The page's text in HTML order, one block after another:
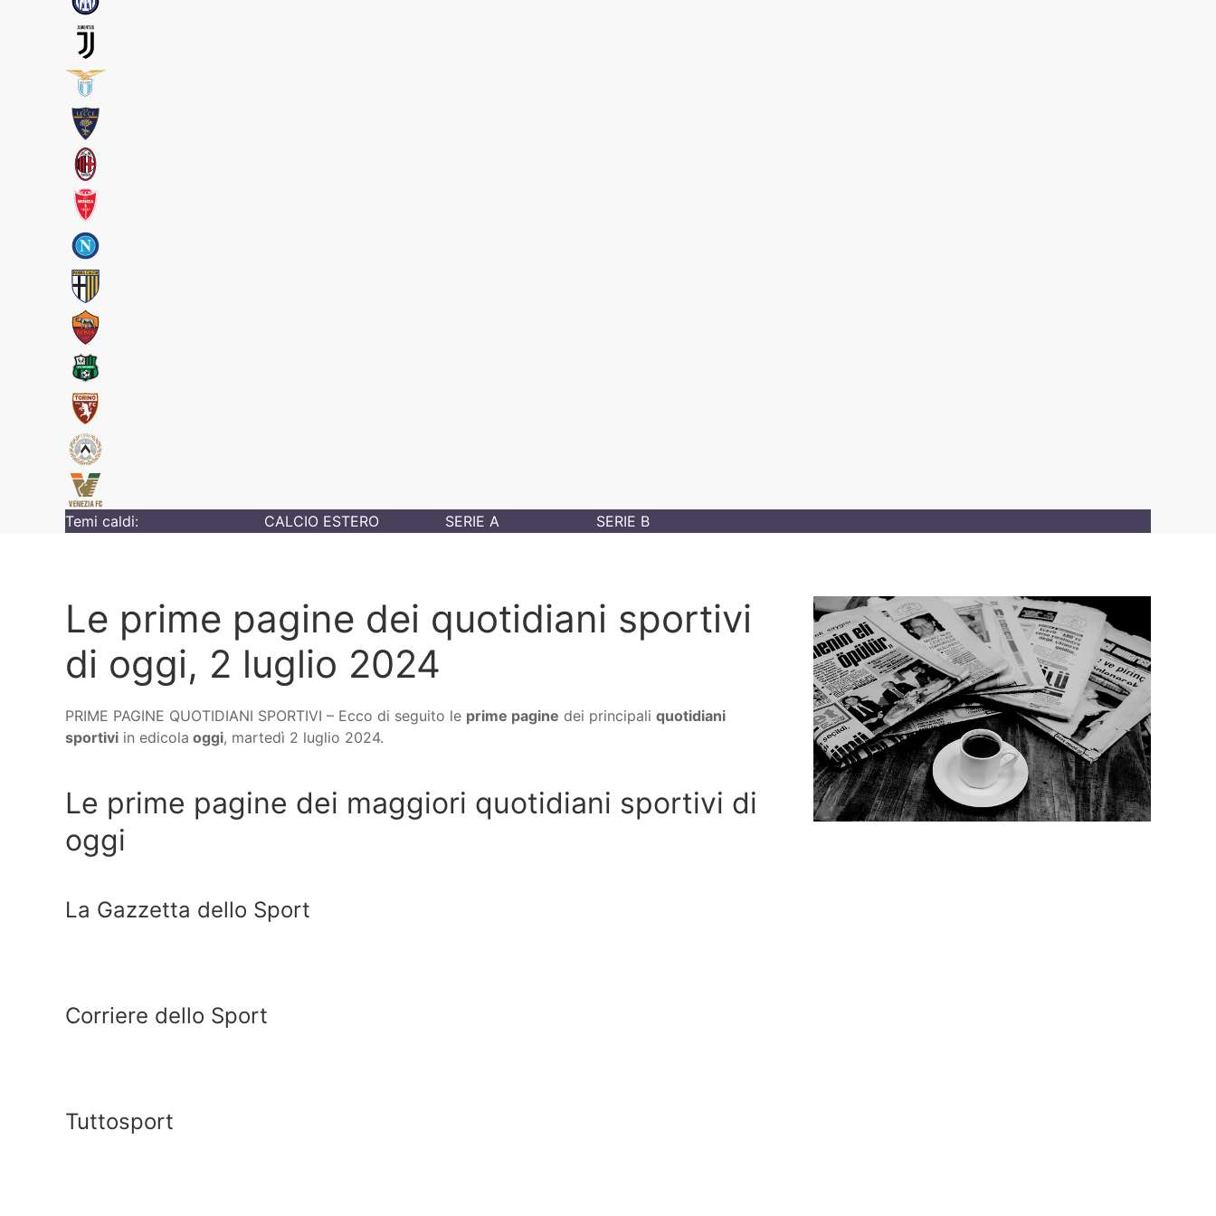
Temi caldi: CALCIO ESTERO SERIE A SERIE B
Le prime pagine dei quotidiani sportivi
di oggi, 2 luglio 2024
PRIME PAGINE QUOTIDIANI SPORTIVI – Ecco di seguito le prime pagine dei principali quotidiani
sportivi in edicola oggi, martedì 2 luglio 2024.
Le prime pagine dei maggiori quotidiani sportivi di
oggi
La Gazzetta dello Sport
Corriere dello Sport
Tuttosport